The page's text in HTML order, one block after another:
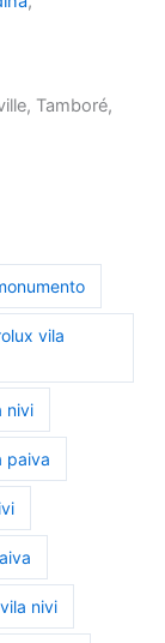
Tamboré,
vila
nivi
paiva
nivi